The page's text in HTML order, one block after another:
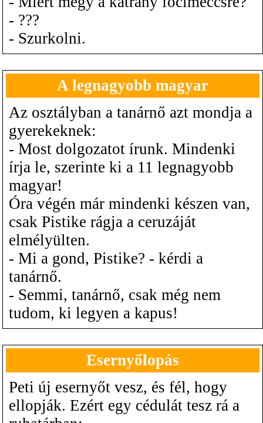
- ???
- Szurkolni.
A legnagyobb magyar
Az osztályban a tanárnő azt mondja a
gyerekeknek:
- Most dolgozatot írunk. Mindenki
írja le, szerinte ki a 11 legnagyobb
magyar!
Óra végén már mindenki készen van,
csak Pistike rágja a ceruzáját
elmélyülten.
- Mi a gond, Pistike? - kérdi a
tanárnő.
- Semmi, tanárnő, csak még nem
tudom, ki legyen a kapus!
Esernyőlopás
Peti új esernyőt vesz, és fél, hogy
ellopják. Ezért egy cédulát tesz rá a